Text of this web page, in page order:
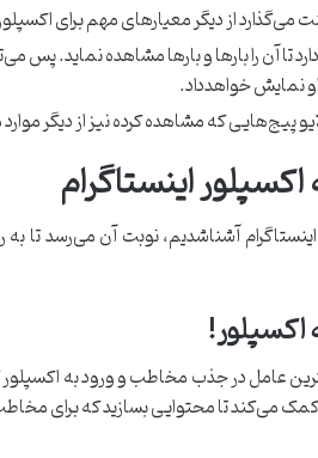
می‌گذارد از دیگر معیارهای مهم برای
تا آن را بارها و بارها مشاهده نماید.
نمایش خواهدداد.
پیج‌هایی که مشاهده کرده نیز از دیگر
اینستاگرام
در جذب مخاطب و ورود به
تا محتوایی بسازید که برای مخاطب